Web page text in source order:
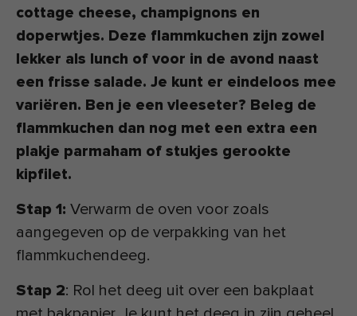
cottage cheese, champignons en
doperwtjes. Deze flammkuchen zijn zowel
lekker als lunch of voor in de avond naast
een frisse salade. Je kunt er eindeloos mee
variëren. Ben je een vleeseter? Beleg de
flammkuchen dan nog met een extra een
plakje parmaham of stukjes gerookte
kipfilet.
Stap 1: Verwarm de oven voor zoals
aangegeven op de verpakking van het
flammkuchendeeg.
Stap 2: Rol het deeg uit over een bakplaat